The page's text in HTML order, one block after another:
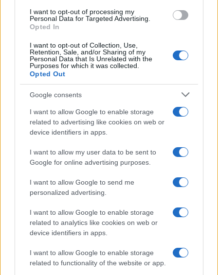
I want to opt-out of processing my
Personal Data for Targeted Advertising.
Opted In
I want to opt-out of Collection, Use,
Retention, Sale, and/or Sharing of my
Personal Data that Is Unrelated with the
Purposes for which it was collected.
Opted Out
Google consents
I want to allow Google to enable storage
related to advertising like cookies on web or
device identifiers in apps.
I want to allow my user data to be sent to
Google for online advertising purposes.
I want to allow Google to send me
personalized advertising.
I want to allow Google to enable storage
related to analytics like cookies on web or
device identifiers in apps.
I want to allow Google to enable storage
related to functionality of the website or app.
INTERNACIONAL
Corte Penal Internacional: cómo funciona
y su impacto global